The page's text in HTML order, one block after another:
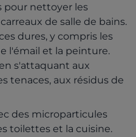
pour nettoyer les
de salle de bains.
dures, y compris les
l'émail et la peinture.
s'attaquant aux
tenaces, aux résidus de
des microparticules
toilettes et la cuisine.